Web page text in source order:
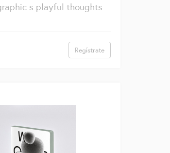
s playful thoughts
Regístrate